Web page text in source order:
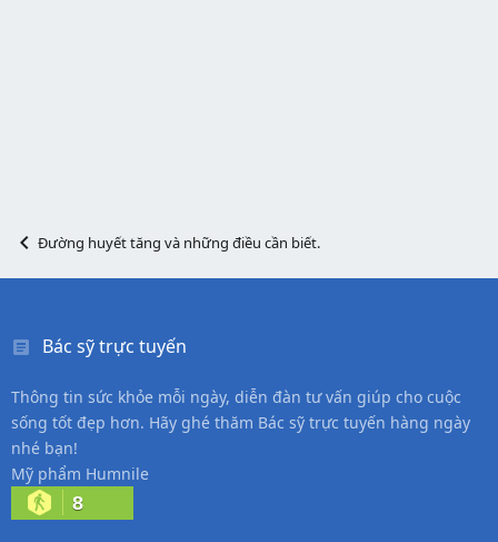
Đường huyết tăng và những điều cần biết.
Bác sỹ trực tuyến
Thông tin sức khỏe mỗi ngày, diễn đàn tư vấn giúp cho cuộc
sống tốt đẹp hơn. Hãy ghé thăm Bác sỹ trực tuyến hàng ngày
nhé bạn!
Mỹ phẩm Humnile
8